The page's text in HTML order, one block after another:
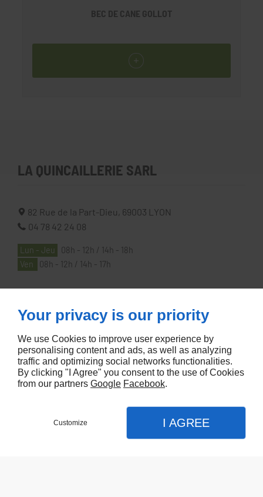
BEC DE CANE GOLLOT
LA QUINCAILLERIE SARL
82 Rue de la Part-Dieu, 69003
LYON
04 78 42 24 08
Lun - Jeu
08h - 12h / 14h - 18h
Ven
08h - 12h / 14h - 17h
À PROPOS
Accueil
Contactez-nous
Mentions légales
Plan du site
Your privacy is our priority
We use Cookies to improve user experience by
personalising content and ads, as well as analyzing
traffic and optimizing social networks functionalities.
By clicking "I Agree" you consent to the use of Cookies
from our partners Google Facebook.
Customize I AGREE